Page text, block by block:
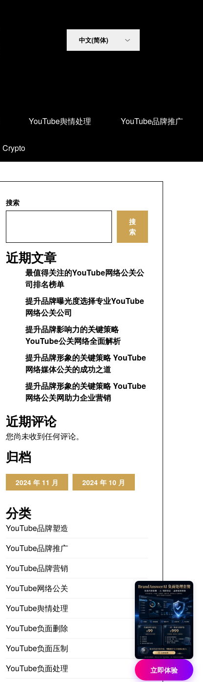
YouTube舆情处理 YouTube品牌推广
Crypto
搜索
搜
索
近期文章
最值得关注的YouTube网络公关公
司排名榜单
提升品牌曝光度选择专业YouTube
网络公关公司
提升品牌影响力的关键策略
YouTube公关网络全面解析
提升品牌形象的关键策略 YouTube
网络媒体公关的成功之道
提升品牌形象的关键策略 YouTube
网络公关网助力企业营销
近期评论
您尚未收到任何评论。
归档
2024 年 11 月 2024 年 10 月
分类
YouTube品牌塑造
YouTube品牌推广
YouTube品牌营销
YouTube网络公关
YouTube舆情处理
YouTube负面删除
YouTube负面压制
YouTube负面处理
立即体验